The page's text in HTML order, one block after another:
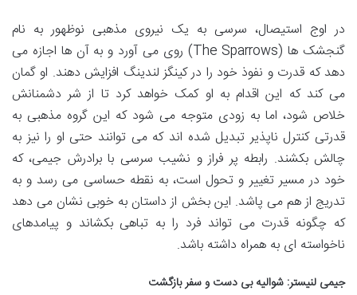
در اوج استیصال، سرسی به یک نیروی مذهبی نوظهور به نام
گنجشک ها (The Sparrows) روی می آورد و به آن ها اجازه می
دهد که قدرت و نفوذ خود را در کینگز لندینگ افزایش دهند. او گمان
می کند که این اقدام به او کمک خواهد کرد تا از شر دشمنانش
خلاص شود، اما به زودی متوجه می شود که این گروه مذهبی به
قدرتی کنترل ناپذیر تبدیل شده اند که می توانند حتی او را نیز به
چالش بکشند. رابطه پر فراز و نشیب سرسی با برادرش جیمی، که
خود در مسیر تغییر و تحول است، به نقطه حساسی می رسد و به
تدریج از هم می پاشد. این بخش از داستان به خوبی نشان می دهد
که چگونه قدرت می تواند فرد را به تباهی بکشاند و پیامدهای
ناخواسته ای به همراه داشته باشد.
جیمی لنیستر: شوالیه بی دست و سفر بازگشت